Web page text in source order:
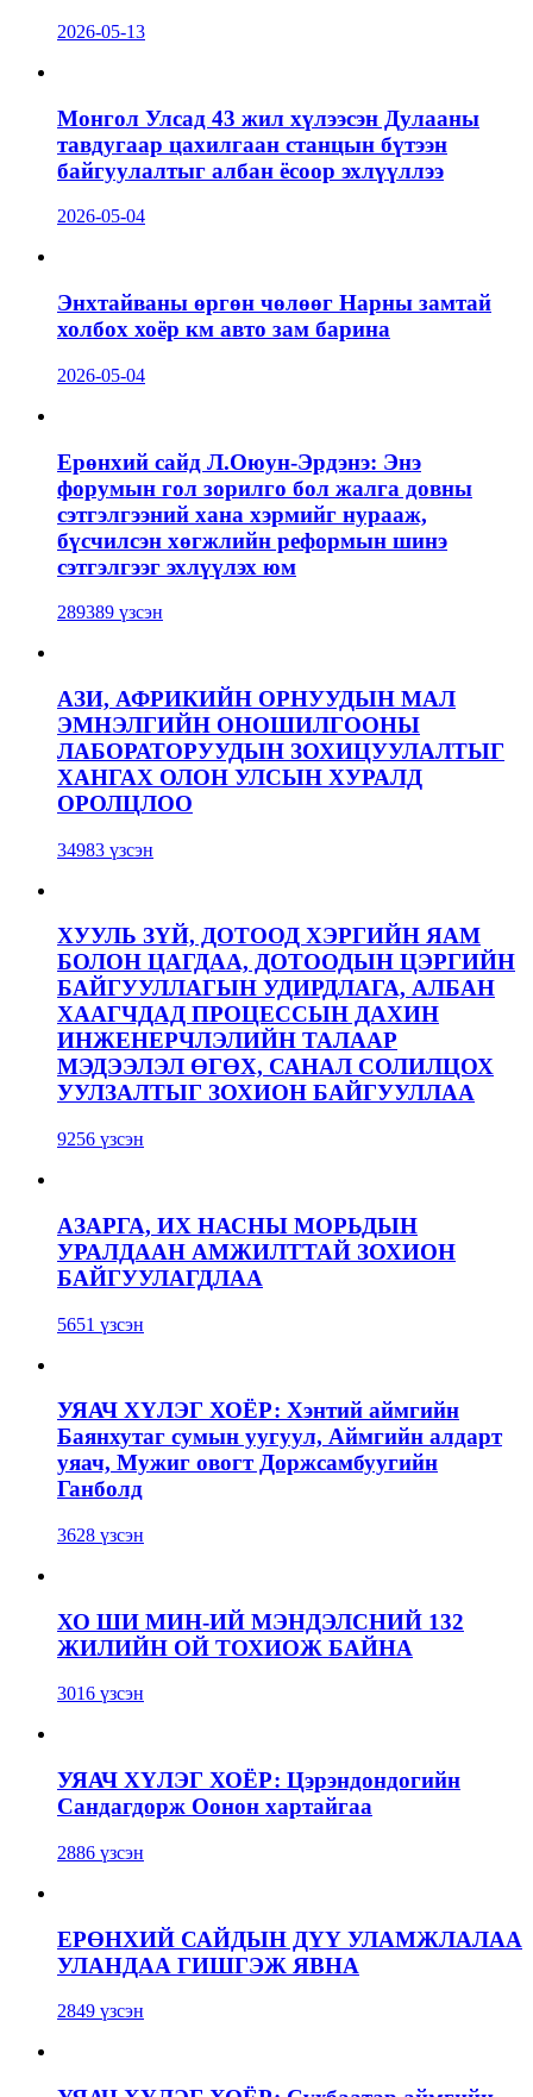
2026-05-13
Монгол Улсад 43 жил хүлээсэн Дулааны
тавдугаар цахилгаан станцын бүтээн
байгуулалтыг албан ёсоор эхлүүллээ
2026-05-04
Энхтайваны өргөн чөлөөг Нарны замтай
холбох хоёр км авто зам барина
2026-05-04
Ерөнхий сайд Л.Оюун-Эрдэнэ: Энэ
форумын гол зорилго бол жалга довны
сэтгэлгээний хана хэрмийг нурааж,
бүсчилсэн хөгжлийн реформын шинэ
сэтгэлгээг эхлүүлэх юм
289389 үзсэн
АЗИ, АФРИКИЙН ОРНУУДЫН МАЛ
ЭМНЭЛГИЙН ОНОШИЛГООНЫ
ЛАБОРАТОРУУДЫН ЗОХИЦУУЛАЛТЫГ
ХАНГАХ ОЛОН УЛСЫН ХУРАЛД
ОРОЛЦЛОО
34983 үзсэн
ХУУЛЬ ЗҮЙ, ДОТООД ХЭРГИЙН ЯАМ
БОЛОН ЦАГДАА, ДОТООДЫН ЦЭРГИЙН
БАЙГУУЛЛАГЫН УДИРДЛАГА, АЛБАН
ХААГЧДАД ПРОЦЕССЫН ДАХИН
ИНЖЕНЕРЧЛЭЛИЙН ТАЛААР
МЭДЭЭЛЭЛ ӨГӨХ, САНАЛ СОЛИЛЦОХ
УУЛЗАЛТЫГ ЗОХИОН БАЙГУУЛЛАА
9256 үзсэн
АЗАРГА, ИХ НАСНЫ МОРЬДЫН
УРАЛДААН АМЖИЛТТАЙ ЗОХИОН
БАЙГУУЛАГДЛАА
5651 үзсэн
УЯАЧ ХҮЛЭГ ХОЁР: Хэнтий аймгийн
Баянхутаг сумын уугуул, Аймгийн алдарт
уяач, Мужиг овогт Доржсамбуугийн
Ганболд
3628 үзсэн
ХО ШИ МИН-ИЙ МЭНДЭЛСНИЙ 132
ЖИЛИЙН ОЙ ТОХИОЖ БАЙНА
3016 үзсэн
УЯАЧ ХҮЛЭГ ХОЁР: Цэрэндондогийн
Сандагдорж Оонон хартайгаа
2886 үзсэн
ЕРӨНХИЙ САЙДЫН ДҮҮ УЛАМЖЛАЛАА
УЛАНДАА ГИШГЭЖ ЯВНА
2849 үзсэн